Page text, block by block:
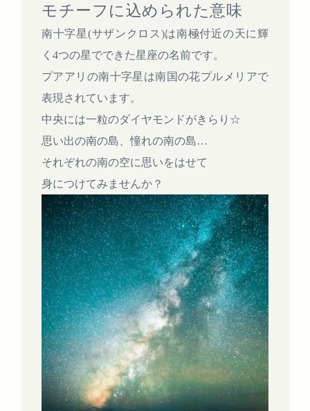
モチーフに込められた意味
南十字星(サザンクロス)は南極付近の天に輝
く4つの星でできた星座の名前です。
プアアリの南十字星は南国の花プルメリアで
表現されています。
中央には一粒のダイヤモンドがきらり☆
思い出の南の島、憧れの南の島…
それぞれの南の空に思いをはせて
身につけてみませんか？